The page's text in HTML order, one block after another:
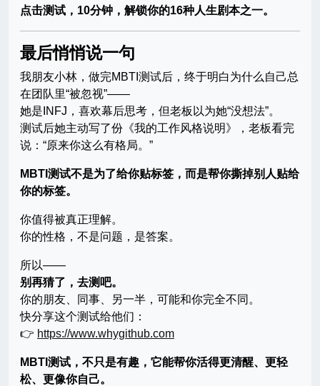
点击测试，10分钟，解锁你的16种人生剧本之一。
最后悄悄说一句
我朋友小林，做完MBTI测试后，终于明白为什么自己总
在团队里“被忽视”——
她是INFJ，喜欢幕后思考，但老板以为她“没想法”。
测试后她主动写了份《我的工作风格说明》，老板看完
说：“原来你这么有格局。”
MBTI测试不是为了给你贴标签，而是帮你撕掉别人贴给
你的标签。
你值得被真正理解。
你的性格，不是问题，是答案。
所以——
别再猜了，去测吧。
你的朋友、同事、另一半，可能和你完全不同。
快分享这个测试给他们：
👉 https://www.whygithub.com
MBTI测试，不只是有趣，它能帮你活得更清醒、更轻
松、更像你自己。